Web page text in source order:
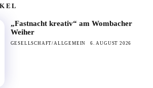
„Fastnacht kreativ“ am Wombacher
Weiher
GESELLSCHAFT/ALLGEMEIN 6. AUGUST 2026